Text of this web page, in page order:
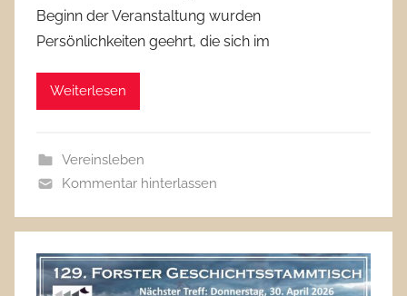
Beginn der Veranstaltung wurden
Persönlichkeiten geehrt, die sich im
Weiterlesen
Vereinsleben
Kommentar hinterlassen